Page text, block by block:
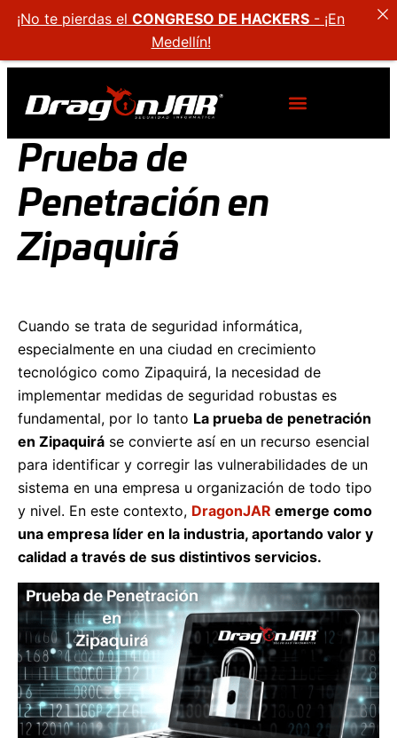
Prueba de
Penetración en
Zipaquirá
Cuando se trata de seguridad informática,
especialmente en una ciudad en crecimiento
tecnológico como Zipaquirá, la necesidad de
implementar medidas de seguridad robustas es
fundamental, por lo tanto La prueba de penetración
en Zipaquirá se convierte así en un recurso esencial
para identificar y corregir las vulnerabilidades de un
sistema en una empresa u organización de todo tipo
y nivel. En este contexto, DragonJAR emerge como
una empresa líder en la industria, aportando valor y
calidad a través de sus distintivos servicios.
¡No te pierdas el CONGRESO DE HACKERS - ¡En
Medellín!